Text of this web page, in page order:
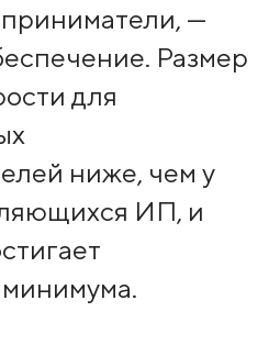
—
Размер
для
ниже, чем у
ИП, и